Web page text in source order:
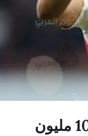
الننى يقترب من الانتقال إلى هذا النادى مقابل 10 مليون